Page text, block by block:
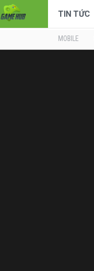
TIN TỨC
MOBILE